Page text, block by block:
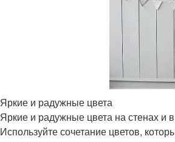
Яркие и радужные цвета
Яркие и радужные цвета на стенах и
Используйте сочетание цветов,